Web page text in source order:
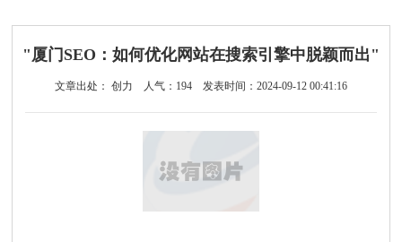
"厦门SEO：如何优化网站在搜索引擎中脱颖而出"
文章出处： 创力 人气： 194 发表时间：2024-09-12 00:41:16